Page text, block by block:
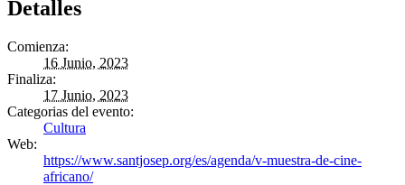
Detalles
Comienza:
16 Junio, 2023
Finaliza:
17 Junio, 2023
Categorias del evento:
Cultura
Web:
https://www.santjosep.org/es/agenda/v-muestra-de-cine-
africano/